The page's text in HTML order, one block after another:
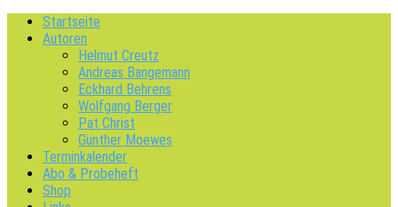
Startseite
Autoren
Helmut Creutz
Andreas Bangemann
Eckhard Behrens
Wolfgang Berger
Pat Christ
Günther Moewes
Terminkalender
Abo & Probeheft
Shop